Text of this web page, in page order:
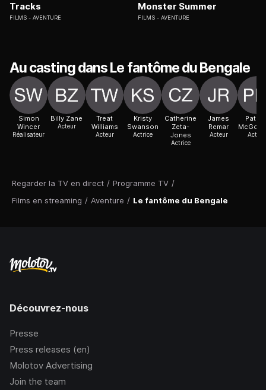
Regarder la TV en direct / Programme TV /
Films en streaming / Aventure / Le fantôme du Bengale
Tracks
FILMS AVENTURE
Monster Summer
FILMS AVENTURE
Au casting dans Le fantôme du Bengale
Simon
Wincer
Réalisateur
Billy Zane
Acteur
Treat
Williams
Acteur
Kristy
Swanson
Actrice
Catherine
Zeta-
Jones
Actrice
James
Remar
Acteur Acteur
Découvrez-nous
Presse
Press releases (en)
Molotov Advertising
Join the team